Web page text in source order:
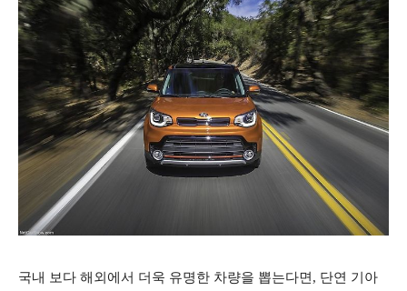
국내 보다 해외에서 더욱 유명한 차량을 뽑는다면, 단연 기아